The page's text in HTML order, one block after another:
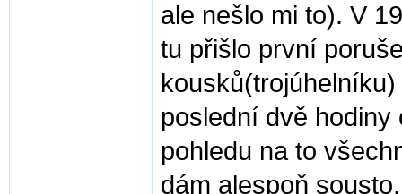
ale nešlo mi to). V
tu přišlo první
poslední dvě
pohledu na to
dám alespoň